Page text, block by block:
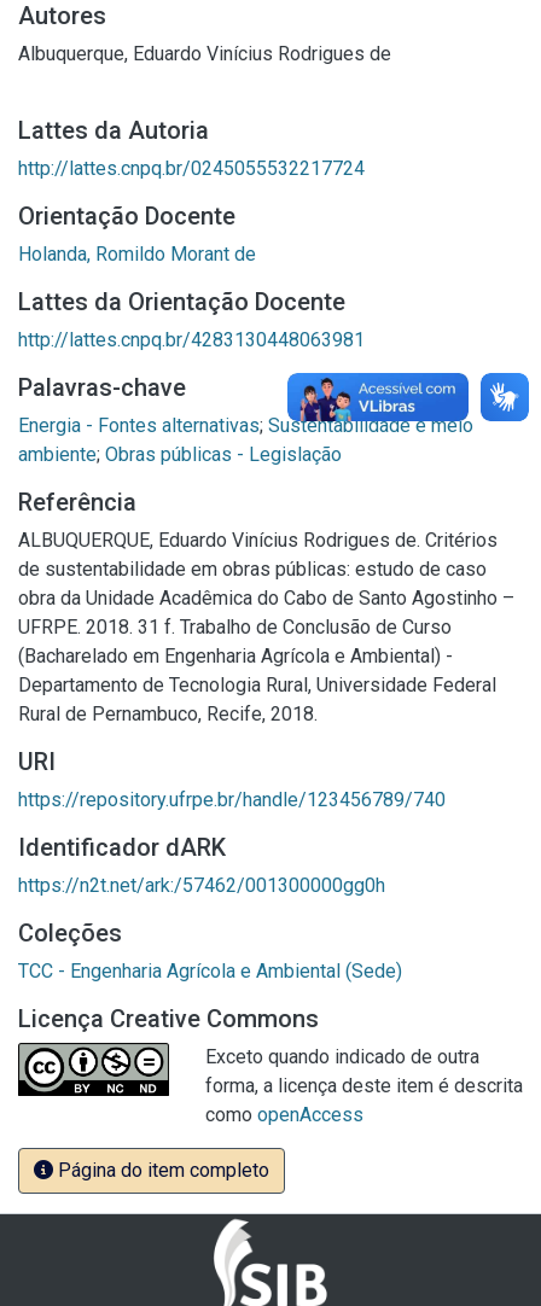
Autores
Albuquerque, Eduardo Vinícius Rodrigues de
Lattes da Autoria
http://lattes.cnpq.br/0245055532217724
Orientação Docente
Holanda, Romildo Morant de
Lattes da Orientação Docente
http://lattes.cnpq.br/4283130448063981
Palavras-chave
Energia - Fontes alternativas; Sustentabilidade e meio
ambiente; Obras públicas - Legislação
Referência
ALBUQUERQUE, Eduardo Vinícius Rodrigues de. Critérios
de sustentabilidade em obras públicas: estudo de caso
obra da Unidade Acadêmica do Cabo de Santo Agostinho –
UFRPE. 2018. 31 f. Trabalho de Conclusão de Curso
(Bacharelado em Engenharia Agrícola e Ambiental) -
Departamento de Tecnologia Rural, Universidade Federal
Rural de Pernambuco, Recife, 2018.
URI
https://repository.ufrpe.br/handle/123456789/740
Identificador dARK
https://n2t.net/ark:/57462/001300000gg0h
Coleções
TCC - Engenharia Agrícola e Ambiental (Sede)
Licença Creative Commons
Exceto quando indicado de outra
forma, a licença deste item é descrita
como openAccess
Página do item completo